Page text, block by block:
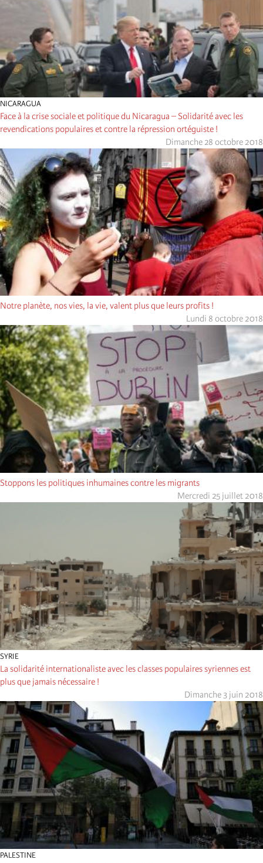
NICARAGUA
Face à la crise sociale et politique du Nicaragua – Solidarité avec les
revendications populaires et contre la répression ortéguiste !
Dimanche 28 octobre 2018
Notre planète, nos vies, la vie, valent plus que leurs profits !
Lundi 8 octobre 2018
Stoppons les politiques inhumaines contre les migrants
Mercredi 25 juillet 2018
SYRIE
La solidarité internationaliste avec les classes populaires syriennes est
plus que jamais nécessaire !
Dimanche 3 juin 2018
PALESTINE